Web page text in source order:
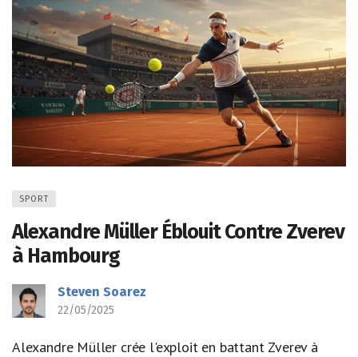
SPORT
Alexandre Müller Éblouit Contre Zverev
à Hambourg
Steven Soarez
22/05/2025
Alexandre Müller crée l'exploit en battant Zverev à